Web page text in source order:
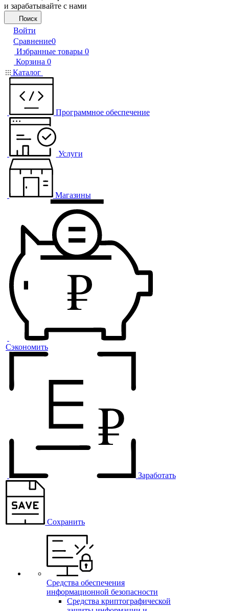
и зарабатывайте с нами
Поиск
Войти
Сравнение0
Избранные товары 0
Корзина 0
Каталог
Программное обеспечение
Услуги
Магазины
Сэкономить
Заработать
Сохранить
Средства обеспечения
информационной безопасности
Средства криптографической